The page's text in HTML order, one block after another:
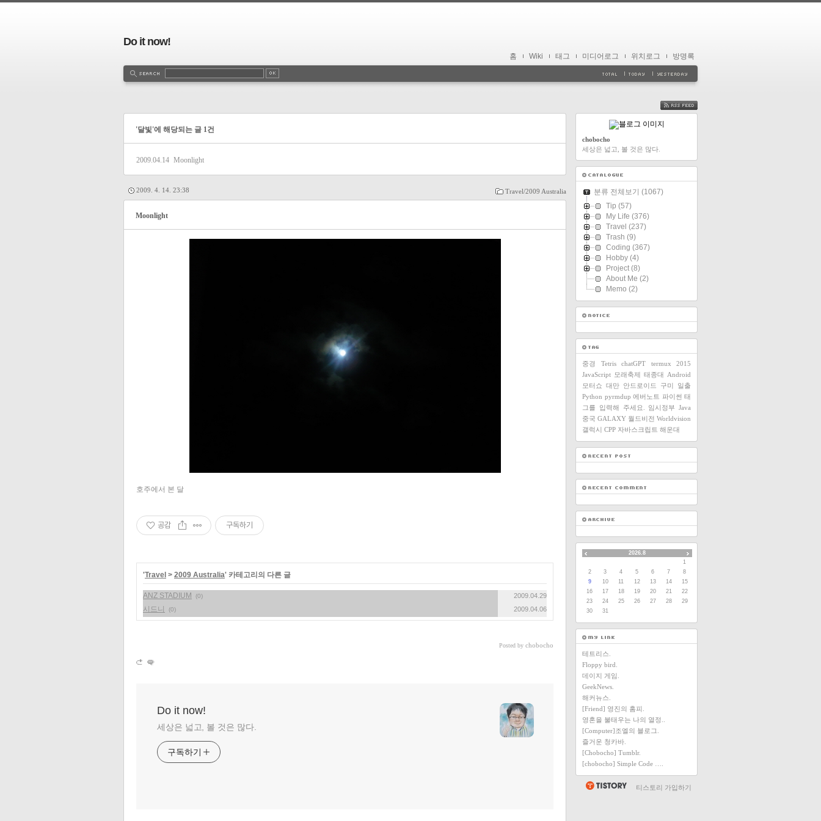
Do it now!
홈 Wiki 태그 미디어로그 위치로그 방명록
'달빛'에 해당되는 글 1건
2009.04.14 Moonlight
Travel/2009 Australia
2009. 4. 14. 23:38
Moonlight
호주에서 본 달
공감 구독하기
'Travel > 2009 Australia' 카테고리의 다른 글
ANZ STADIUM (0) 2009.04.29
시드니 (0) 2009.04.06
Posted by chobocho
Do it now!
세상은 넓고, 볼 것은 많다.
구독하기
FEED
chobocho
세상은 넓고, 볼 것은 많다.
분류 전체보기 (1067)
Tip (57)
My Life (376)
Travel (237)
Trash (9)
Coding (367)
Hobby (4)
Project (8)
About Me (2)
Memo (2)
중경 Tetris chatGPT termux
2015
JavaScript 모래축제 태종대 Android
모터쇼 대만 안드로이드 구미
일출
Python pyrmdup 에버노트 파이썬 태
그를 입력해 주세요.
임시정부 Java
중국 GALAXY 월드비전 Worldvision
갤럭시 CPP 자바스크립트 해운대
2026.8
1
2
3 4 5 6 7
8
9
10 11 12 13 14
15
16
17 18 19 20 21
22
23
24 25 26 27 28
29
30
31
테트리스.
Floppy bird.
데이지 게임.
GeekNews.
해커뉴스.
[Friend] 영진의 홈피.
영혼을 불태우는 나의 열정..
[Computer]조엘의 블로그.
즐거운 청카바.
[Chobocho] Tumblr.
[chobocho] Simple Code ….
티스토리 가입하기